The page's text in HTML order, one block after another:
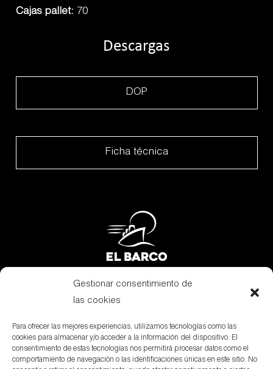
Gestionar consentimiento de
las cookies
Para ofrecer las mejores experiencias, utilizamos tecnologías como las
cookies para almacenar y/o acceder a la información del dispositivo. El
consentimiento de estas tecnologías nos permitirá procesar datos como el
comportamiento de navegación o las identificaciones únicas en este sitio. No
Cajas pallet: 70
Descargas
DOP
Ficha técnica
Subvenciones
Aviso Legal